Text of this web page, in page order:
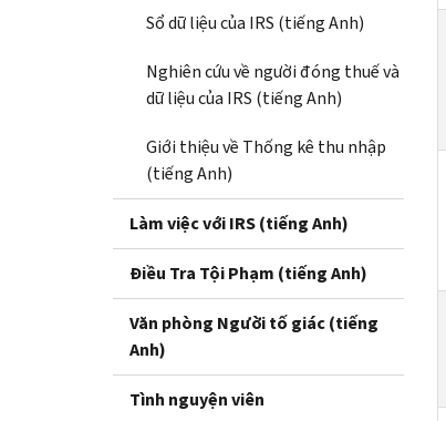
Sổ dữ liệu của IRS (tiếng Anh)
Nghiên cứu về người đóng thuế và
dữ liệu của IRS (tiếng Anh)
Giới thiệu về Thống kê thu nhập
(tiếng Anh)
Làm việc với IRS (tiếng Anh)
Điều Tra Tội Phạm (tiếng Anh)
Văn phòng Người tố giác (tiếng
Anh)
Tình nguyện viên